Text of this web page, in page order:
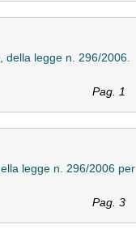
legge n. 296/2006.
Pag. 1
legge n. 296/2006 per
Pag. 3